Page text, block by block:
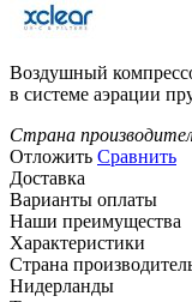
Воздушный
в системе аэрации
Страна
Отложить Сравнить
Доставка
Варианты оплаты
Наши преимущества
Характеристики
Страна
Нидерланды